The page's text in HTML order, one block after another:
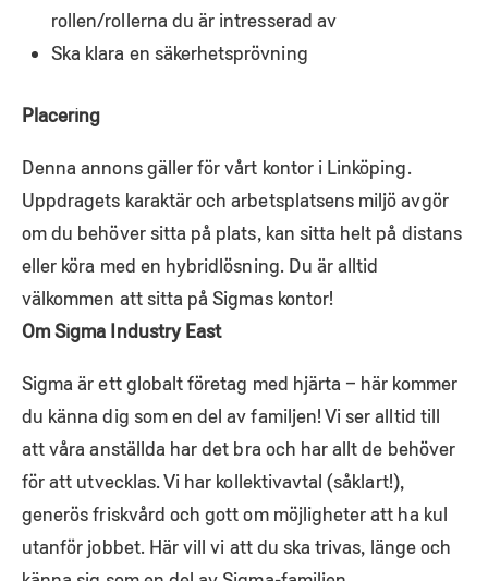
rollen/rollerna du är intresserad av
Ska klara en säkerhetsprövning
Placering
Denna annons gäller för vårt kontor i Linköping.
Uppdragets karaktär och arbetsplatsens miljö avgör
om du behöver sitta på plats, kan sitta helt på distans
eller köra med en hybridlösning. Du är alltid
välkommen att sitta på Sigmas kontor!
Om Sigma Industry East
Sigma är ett globalt företag med hjärta – här kommer
du känna dig som en del av familjen! Vi ser alltid till
att våra anställda har det bra och har allt de behöver
för att utvecklas. Vi har kollektivavtal (såklart!),
generös friskvård och gott om möjligheter att ha kul
utanför jobbet. Här vill vi att du ska trivas, länge och